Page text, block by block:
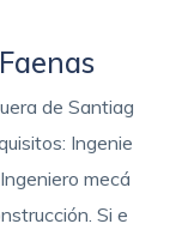
de Santiag
Ingenie
mecá
Si e